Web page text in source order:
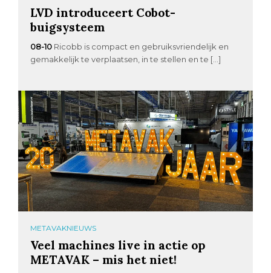
LVD introduceert Cobot-
buigsysteem
08-10 Ricobb is compact en gebruiksvriendelijk en
gemakkelijk te verplaatsen, in te stellen en te […]
METAVAKNIEUWS
Veel machines live in actie op
METAVAK – mis het niet!